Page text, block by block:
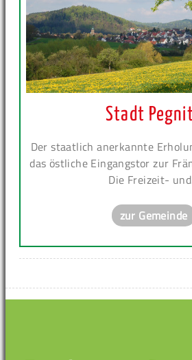
Stadt
Der staatlich anerkannte
das östliche Eingangstor zur
Die Freizeit-
zur Gemeinde